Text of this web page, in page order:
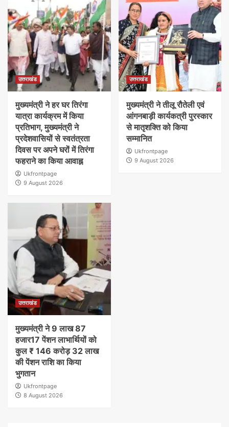
उत्तराखंड
मुख्यमंत्री ने हर घर तिरंगा
यात्रा कार्यक्रम में किया
प्रतिभाग, मुख्यमंत्री ने
प्रदेशवासियों से स्वतंत्रता
दिवस पर अपने घरों में तिरंगा
फहराने का किया आवाह्न
Ukfrontpage
9 August 2026
उत्तराखंड
मुख्यमंत्री ने तीलू रौतेली एवं
आंगनबाड़ी कार्यकत्री पुरस्कार
से मातृशक्ति को किया
सम्मानित
Ukfrontpage
9 August 2026
उत्तराखंड
मुख्यमंत्री ने 9 लाख 87
हजार17 पेंशन लाभार्थियों को
कुल ₹ 146 करोड़ 32 लाख
की पेंशन राशि का किया
भुगतान
Ukfrontpage
8 August 2026